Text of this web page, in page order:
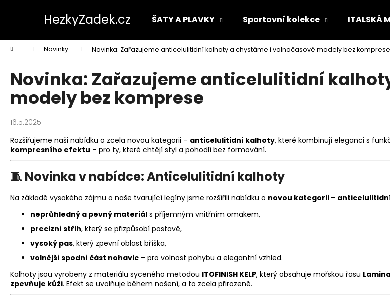
HezkyZadek.cz ŠATY A PLAVKY Sportovní kolekce ITALSKÁ
Domů Novinky Novinka: Zařazujeme anticelulitidní kalhoty a chystáme i volnočasové modely bez komprese
Novinka: Zařazujeme anticelulitidní
modely bez komprese
16.5.2025
Rozšiřujeme naši nabídku o zcela novou kategorii – anticelulitidní kalhoty, které kombinují eleganci s
kompresního efektu – pro ty, které chtějí styl a pohodlí bez formování.
🧵Novinka v nabídce: Anticelulitidní kalhoty
Na základě vysokého zájmu o naše tvarující legíny jsme rozšířili nabídku o novou kategorii –
neprůhledný a pevný materiál s příjemným vnitřním omakem,
precizní střih, který se přizpůsobí postavě,
vysoký pas, který zpevní oblast bříška,
volnější spodní část nohavic – pro volnost pohybu a elegantní vzhled.
Kalhoty jsou vyrobeny z materiálu syceného metodou ITOFINISH KELP, který obsahuje mořskou řasu
zpevňuje kůži. Efekt se uvolňuje během nošení, a to zcela přirozeně.
í
Zpět
do
obchodu
Zpět
do
obchodu
Co potřebujete najít?
HLEDAT
Doporučujeme